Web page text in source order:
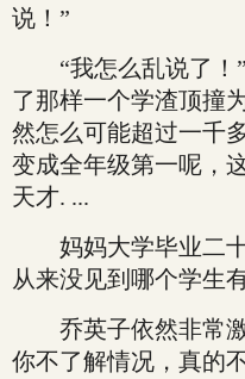
说！”
“我怎么乱说了！”
了那样一个学渣顶撞
然怎么可能超过一千
变成全年级第一呢，
天才. ...
妈妈大学毕业二十
从来没见到哪个学生
乔英子依然非常激
你不了解情况，真的